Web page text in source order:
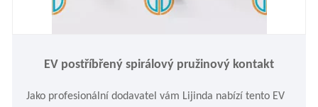
EV postříbřený spirálový pružinový kontakt
Jako profesionální dodavatel vám Lijinda nabízí tento EV